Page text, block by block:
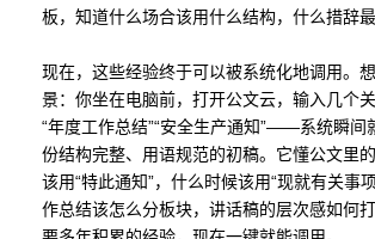
板，知道什么场合该用什么结构，什么措辞最
现在，这些经验终于可以被系统化地调用。
景：你坐在电脑前，打开公文云，输入几
“年度工作总结”“安全生产通知”——系统瞬间
份结构完整、用语规范的初稿。它懂公文里
该用“特此通知”，什么时候该用“现就有关事
作总结该怎么分板块，讲话稿的层次感如何